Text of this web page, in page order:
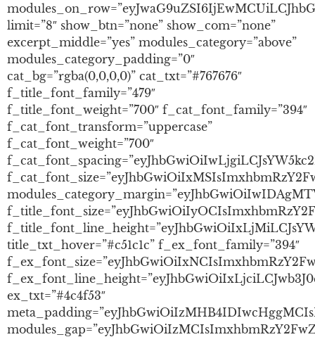
limit=”8″ show_btn=”none” show_com=”none”
excerpt_middle=”yes” modules_category=”above”
modules_category_padding=”0″
cat_bg=”rgba(0,0,0,0)” cat_txt=”#767676″
f_title_font_family=”479″
f_title_font_weight=”700″ f_cat_font_family=”394″
f_cat_font_transform=”uppercase”
f_cat_font_weight=”700″
title_txt_hover=”#c51c1c” f_ex_font_family=”394″
ex_txt=”#4c4f53″